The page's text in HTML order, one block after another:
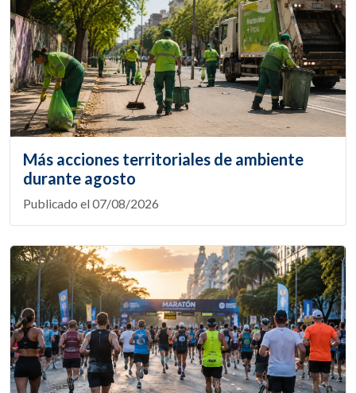
Más acciones territoriales de ambiente
durante agosto
Publicado el 07/08/2026